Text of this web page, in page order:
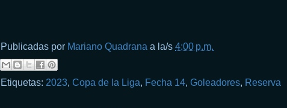
Publicadas por Mariano Quadrana a la/s 4:00 p.m.
Etiquetas: 2023, Copa de la Liga, Fecha 14, Goleadores, Reserva